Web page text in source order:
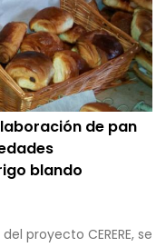
de pan
blando
proyecto CERERE, se